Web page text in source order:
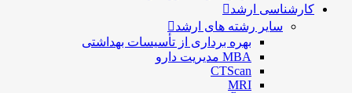
کارشناسی ارشد
سایر رشته های ارشد
بهره برداری از تأسیسات بهداشتی
MBA مدیریت دارو
CTScan
MRI